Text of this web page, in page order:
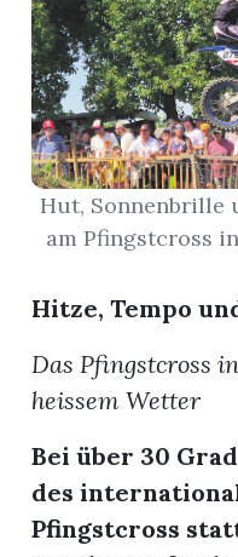
E-
Paper
Newsletter
App
Hut, Sonnenbrille
am Pfingstcross
Hitze, Tempo
Das Pfingstcross
heissem Wetter
Bei über 30
des
Pfingstcross